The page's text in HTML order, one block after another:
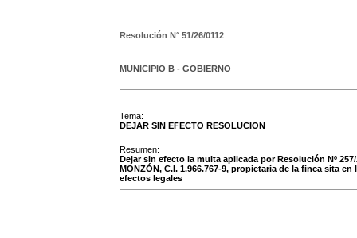
Resolución N° 51/26/0112
MUNICIPIO B - GOBIERNO
Tema:
DEJAR SIN EFECTO RESOLUCION
Resumen:
Dejar sin efecto la multa aplicada por Resolución Nº
MONZÓN, C.I. 1.966.767-9, propietaria de la finca sita
efectos legales